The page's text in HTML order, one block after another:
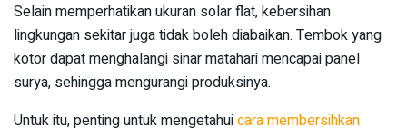
Selain memperhatikan ukuran solar flat, kebersihan
lingkungan sekitar juga tidak boleh diabaikan. Tembok yang
kotor dapat menghalangi sinar matahari mencapai panel
surya, sehingga mengurangi produksinya.
Untuk itu, penting untuk mengetahuicara membersihkan